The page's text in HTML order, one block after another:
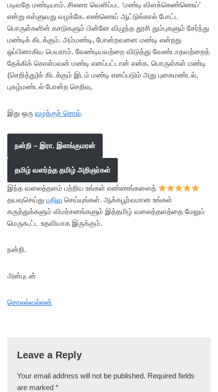
படிவதே மண்டியாம். சிலரை வெளிப்பட ‘மண்டி விளக்கெண்ணெய்’
என்று எள்ளுவது வழக்கே. எண்ணெய் ஆட்டுங்கால் போட்ட
பொருள்களின் கசடுகளும் பின்னே விழுந்த தூசி தும்புகளும் சேர்ந்து
மண்டிக் கிடக்கும். அம்மண்டி, போன்றவனை மண்டி என்றது
ஒப்பினாகிய பெயராம். வேண்டியவற்றை விடுத்து வேண்டாதவற்றைத்
தேக்கிக் கொள்பவன் மண்டி எனப்பட்டான் என்க. பொருள்கள் மண்டி
(செறித்து)க் கிடக்கும் இடம் மண்டி எனப்படும் அது புகைமண்டல்,
புகழ்மண்டல் போன்ற செறிவு.
இது ஒரு வழக்குச் சொல்.
நன்றி – இரா. இளங்குமரன்
தமிழ் வளர்த்த தமிழ் அறிஞர்கள்
இந்த வலைத்தளம் பற்றிய உங்கள் எண்ணங்களைத்
தயவுசெய்து பதிவு செய்யுங்கள். ஆக்கபூர்வமான உங்கள்
கருத்துக்களும் விமர்சனங்களும் இத்தமிழ் வலைத்தளத்தை மேலும்
மெருகூட்ட உதவியாக இருக்கும்.
நன்றி.
அன்புடன்
சொலல்வல்லன்
Leave a Reply
Your email address will not be published. Required fields
are marked *